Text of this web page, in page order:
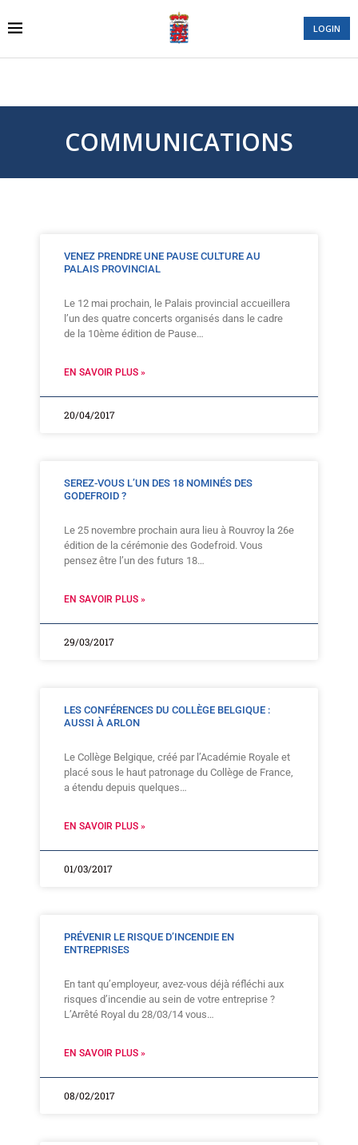
LOGIN
COMMUNICATIONS
VENEZ PRENDRE UNE PAUSE CULTURE AU
PALAIS PROVINCIAL
Le 12 mai prochain, le Palais provincial accueillera
l’un des quatre concerts organisés dans le cadre
de la 10ème édition de Pause…
EN SAVOIR PLUS »
20/04/2017
SEREZ-VOUS L’UN DES 18 NOMINÉS DES
GODEFROID ?
Le 25 novembre prochain aura lieu à Rouvroy la 26e
édition de la cérémonie des Godefroid. Vous
pensez être l’un des futurs 18…
EN SAVOIR PLUS »
29/03/2017
LES CONFÉRENCES DU COLLÈGE BELGIQUE :
AUSSI À ARLON
Le Collège Belgique, créé par l’Académie Royale et
placé sous le haut patronage du Collège de France,
a étendu depuis quelques…
EN SAVOIR PLUS »
01/03/2017
PRÉVENIR LE RISQUE D’INCENDIE EN
ENTREPRISES
En tant qu’employeur, avez-vous déjà réfléchi aux
risques d’incendie au sein de votre entreprise ?
L’Arrêté Royal du 28/03/14 vous…
EN SAVOIR PLUS »
08/02/2017